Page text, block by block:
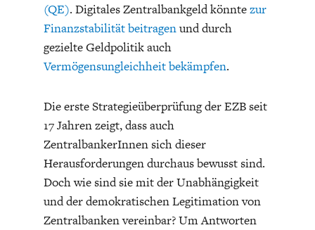
(QE). Digitales Zentralbankgeld könntezur
Finanzstabilität beitragenund durch
gezielte Geldpolitik auch
Vermögensungleichheit bekämpfen.
Die erste Strategieüberprüfung der EZB seit
17 Jahren zeigt, dass auch
ZentralbankerInnen sich dieser
Herausforderungen durchaus bewusst sind.
Doch wie sind sie mit der Unabhängigkeit
und der demokratischen Legitimation von
Zentralbanken vereinbar? Um Antworten